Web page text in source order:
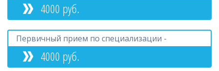
4000 руб.
Первичный прием по специализации -
4000 руб.